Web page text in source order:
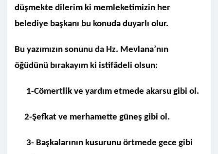
düşmekte dilerim ki memleketimizin her
belediye başkanı bu konuda duyarlı olur.
Bu yazımızın sonunu da Hz. Mevlana’nın
öğüdünü bırakayım ki istifâdeli olsun:
1-Cömertlik ve yardım etmede akarsu gibi ol.
2-Şefkat ve merhamette güneş gibi ol.
3- Başkalarının kusurunu örtmede gece gibi